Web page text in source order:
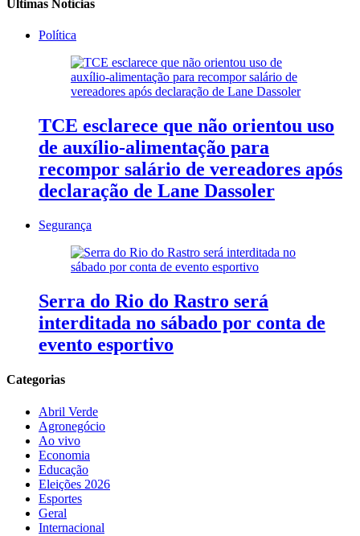
Últimas Notícias
Política
TCE esclarece que não orientou uso
de auxílio-alimentação para
recompor salário de vereadores após
declaração de Lane Dassoler
Segurança
Serra do Rio do Rastro será
interditada no sábado por conta de
evento esportivo
Categorias
Abril Verde
Agronegócio
Ao vivo
Economia
Educação
Eleições 2026
Esportes
Geral
Internacional